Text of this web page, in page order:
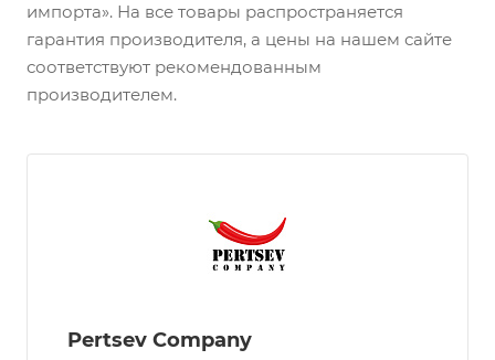
импорта». На все товары распространяется
гарантия производителя, а цены на нашем сайте
соответствуют рекомендованным
производителем.
Pertsev Company